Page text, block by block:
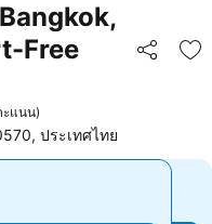
Free
แชร์ เ
ะแนน)
ประเทศไทย